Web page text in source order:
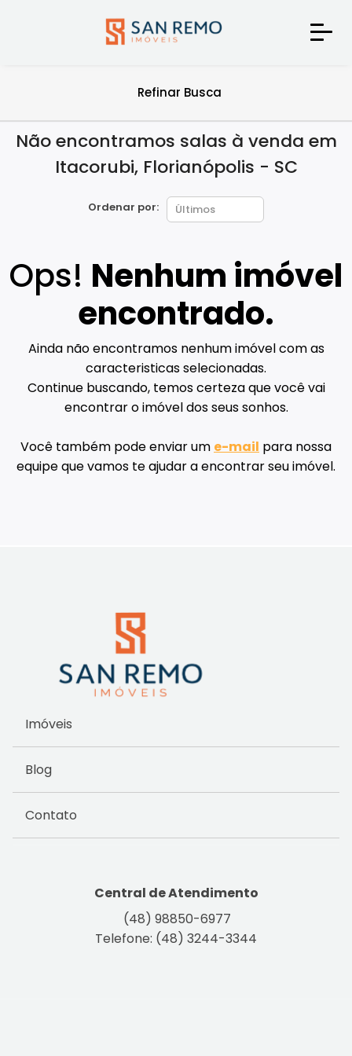
Refinar Busca
Não encontramos salas à venda em
Itacorubi, Florianópolis - SC
Ordenar por:
Ops! Nenhum imóvel
encontrado.
Ainda não encontramos nenhum imóvel com as
caracteristicas selecionadas.
Continue buscando, temos certeza que você vai
encontrar o imóvel dos seus sonhos.
Você também pode enviar um e-mail para nossa
equipe que vamos te ajudar a encontrar seu imóvel.
Imóveis
Blog
Contato
Central de Atendimento
(48) 98850-6977
Telefone: (48) 3244-3344